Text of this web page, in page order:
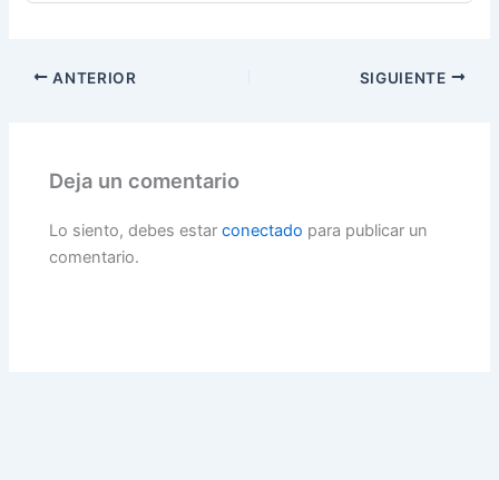
ANTERIOR SIGUIENTE
Deja un comentario
Lo siento, debes estarconectado para publicar un
comentario.